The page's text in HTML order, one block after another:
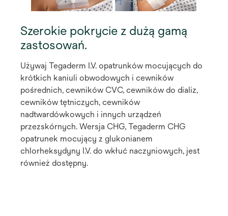
Szerokie pokrycie z dużą gamą
zastosowań.
Używaj Tegaderm I.V. opatrunków mocujących do
krótkich kaniuli obwodowych i cewników
pośrednich, cewników CVC, cewników do dializ,
cewników tętniczych, cewników
nadtwardówkowych i innych urządzeń
przezskórnych. Wersja CHG, Tegaderm CHG
opatrunek mocujący z glukonianem
chlorheksydyny I.V. do wkłuć naczyniowych, jest
również dostępny.